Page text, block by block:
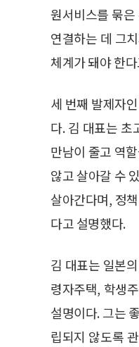
원서비스를 묶
연결하는 데 그
체계가 돼야 한
세 번째 발제자
다. 김 대표는 초
만남이 줄고 역
않고 살아갈 수
살아간다며, 정
다고 설명했다.
김 대표는 일본
령자주택, 학생
설명이다. 그는
립되지 않도록